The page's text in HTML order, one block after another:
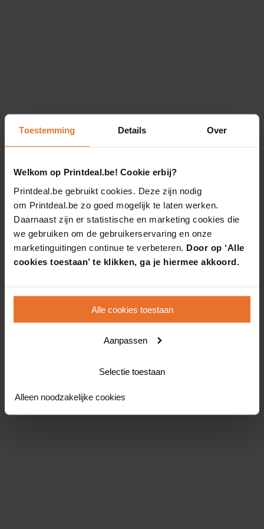
Toestemming Details Over
Welkom op Printdeal.be! Cookie erbij?
Printdeal.be gebruikt cookies. Deze zijn nodig
om Printdeal.be zo goed mogelijk te laten werken.
Daarnaast zijn er statistische en marketing cookies die
we gebruiken om de gebruikerservaring en onze
marketinguitingen continue te verbeteren. Door op ‘Alle
cookies toestaan’ te klikken, ga je hiermee akkoord.
Alle cookies toestaan
Aanpassen
Selectie toestaan
Alleen noodzakelijke cookies